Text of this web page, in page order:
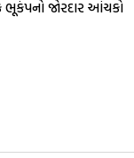
ભૂકંપનો જોરદાર આંચકો